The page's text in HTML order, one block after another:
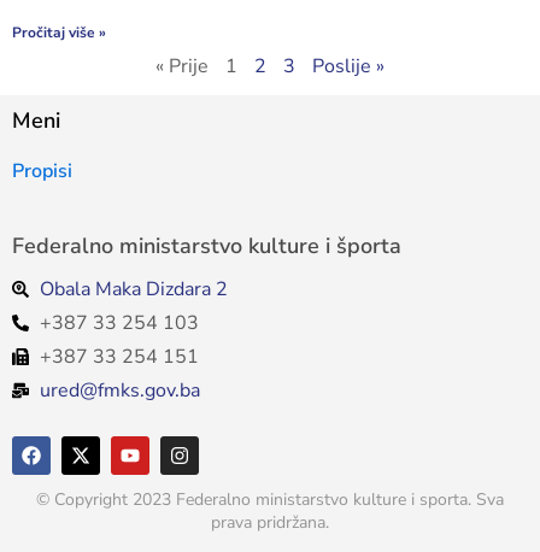
Pročitaj više »
« Prije 1 2 3 Poslije »
Meni
Propisi
Federalno ministarstvo kulture i športa
Obala Maka Dizdara 2
+387 33 254 103
+387 33 254 151
ured@fmks.gov.ba
© Copyright 2023 Federalno ministarstvo kulture i sporta. Sva
prava pridržana.